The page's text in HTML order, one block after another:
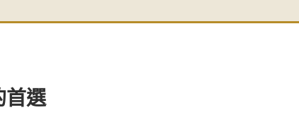
首選